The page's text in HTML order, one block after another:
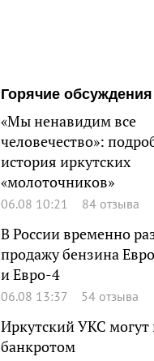
Горячие обсуждения
«Мы ненавидим все
человечество»:
история иркутских
«молоточников»
06.08 10:21 84 отзыва
В России временно
продажу бензина
и Евро-4
06.08 13:37 54 отзыва
Иркутский УКС могут
банкротом